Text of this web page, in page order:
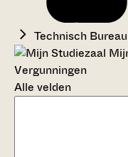
Technisch
Vergunningen
Alle velden